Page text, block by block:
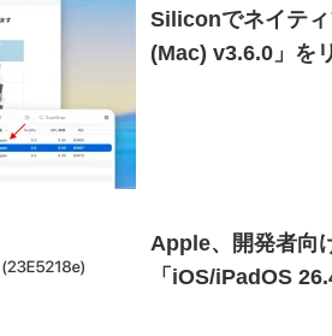
Siliconでネイテ
(Mac) v3.6.0」を
Apple、開発者向
「iOS/iPadOS